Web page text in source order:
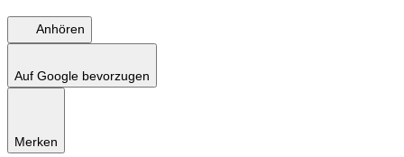
Anhören
Auf Google bevorzugen
Merken